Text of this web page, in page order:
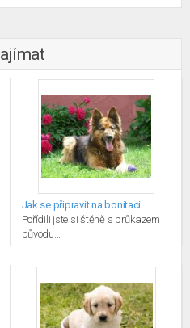
Jak se připravit na bonitaci
Pořídili jste si štěně s průkazem
původu...